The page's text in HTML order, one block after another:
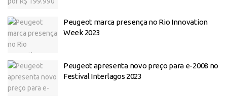
Peugeot marca presença no Rio Innovation
Week 2023
Peugeot apresenta novo preço para e-2008 no
Festival Interlagos 2023